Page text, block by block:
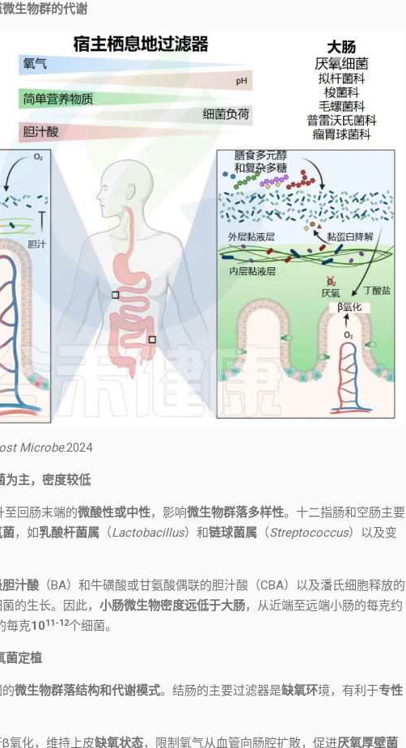
生物群的代谢
Microbe.2024
主，密度较低
至回肠末端的微酸性或中性，影响微生物群落多样性。十二指肠和空肠主要
菌，如乳酸杆菌属 （Lactobacillus）和链球菌属 （Streptococcus）以及变
汁酸 （BA）和牛磺酸或甘氨酸偶联的胆汁酸（CBA）以及潘氏细胞释放的
的生长。因此， 小肠微生物密度远低于大肠，从近端至远端小肠的每克约
每克1011-12个细菌。
菌定植
微生物群落结构和代谢模式。结肠的主要过滤器是缺氧环境，有利于专性
氧化，维持上皮缺氧状态，限制氧气从血管向肠腔扩散，促进厌氧厚壁菌